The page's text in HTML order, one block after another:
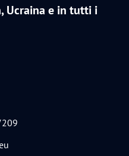
Ucraina e in tutti i